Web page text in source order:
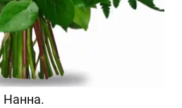
Нанна.